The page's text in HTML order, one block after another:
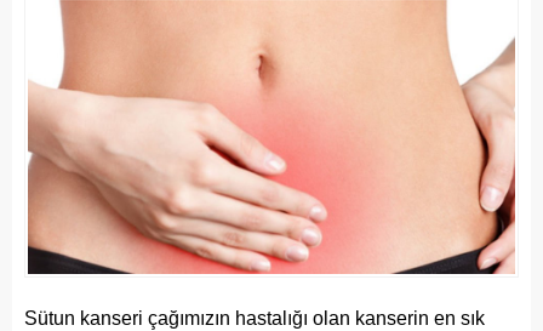
Sütun kanseri çağımızın hastalığı olan kanserin en sık